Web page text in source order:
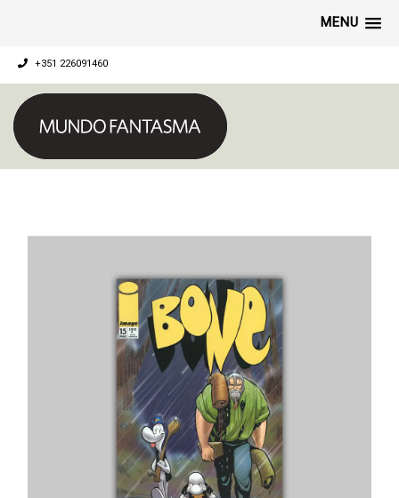
MENU
+351 226091460